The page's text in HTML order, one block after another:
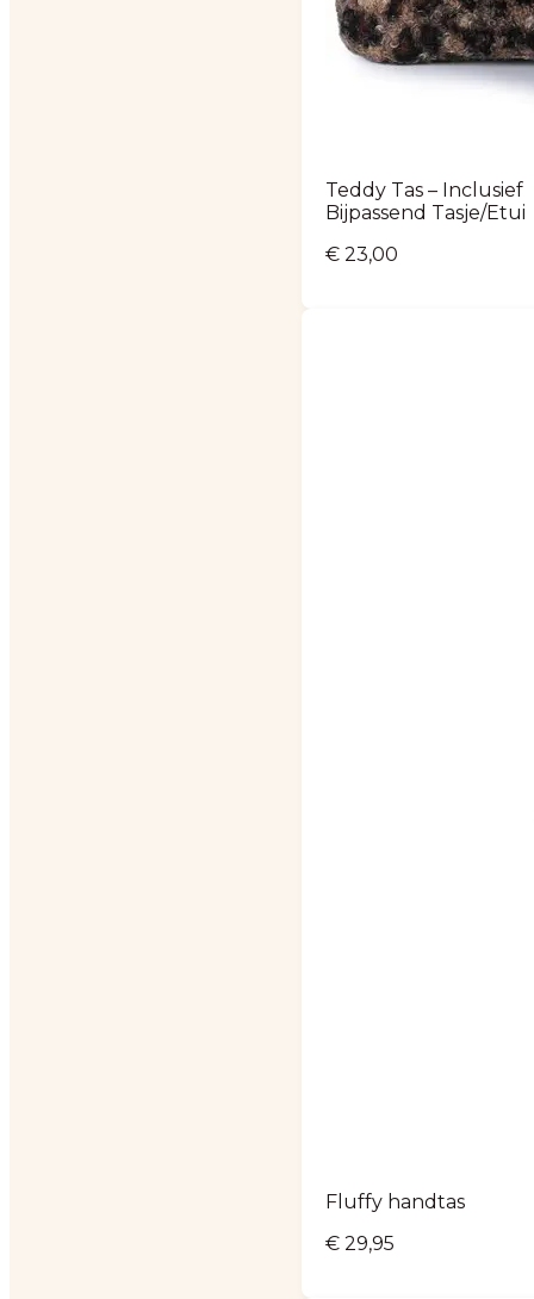
Teddy Tas – Inclusief
Bijpassend Tasje/Etui
€ 23,00
Fluffy handtas
€ 29,95